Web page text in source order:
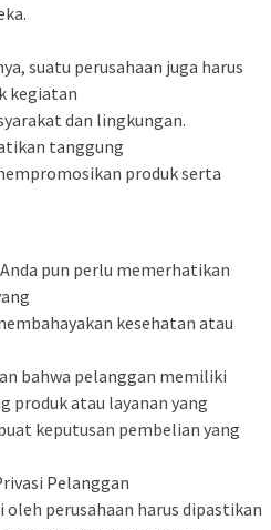
suatu perusahaan juga harus
kegiatan
dan lingkungan.
tanggung
produk serta
pun perlu memerhatikan
kesehatan atau
bahwa pelanggan memiliki
produk atau layanan yang
keputusan pembelian yang
Pelanggan
perusahaan harus dipastikan